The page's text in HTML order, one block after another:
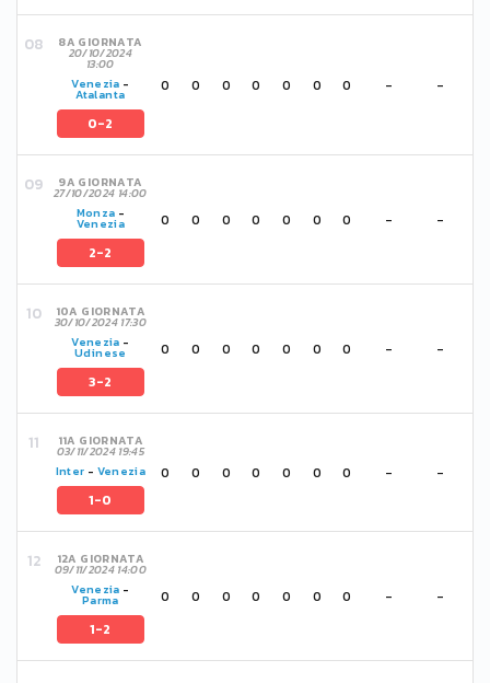
8A GIORNATA
20/10/2024
13:00
Venezia -
Atalanta
0-2
0 0 0 0 0 0 0 - -
9A GIORNATA
27/10/2024 14:00
Monza -
Venezia
2-2
0 0 0 0 0 0 0 - -
10A GIORNATA
30/10/2024 17:30
Venezia -
Udinese
3-2
0 0 0 0 0 0 0 - -
11A GIORNATA
03/11/2024 19:45
Inter - Venezia
1-0
0 0 0 0 0 0 0 - -
12A GIORNATA
09/11/2024 14:00
Venezia -
Parma
1-2
0 0 0 0 0 0 0 - -